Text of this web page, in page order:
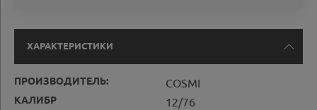
ХАРАКТЕРИСТИКИ
ПРОИЗВОДИТЕЛЬ: COSMI
КАЛИБР
12/76